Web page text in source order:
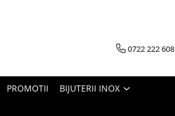
0722 222 608
PROMOTII BIJUTERII INOX